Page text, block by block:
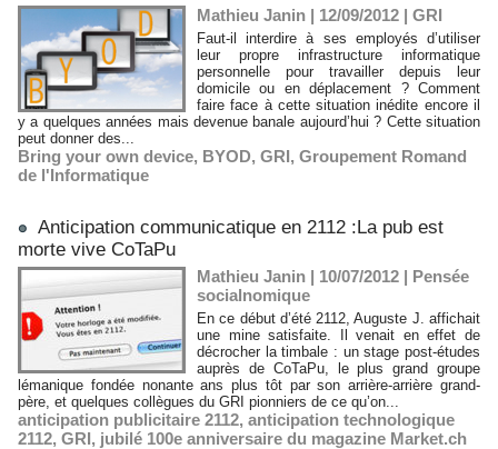
Mathieu Janin | 12/09/2012 | GRI
Faut-il interdire à ses employés d’utiliser
leur propre infrastructure informatique
personnelle pour travailler depuis leur
domicile ou en déplacement ? Comment
faire face à cette situation inédite encore il
y a quelques années mais devenue banale aujourd’hui ? Cette situation
peut donner des...
Bring your own device, BYOD, GRI, Groupement Romand
de l'Informatique
Anticipation communicatique en 2112 :La pub est
morte vive CoTaPu
Mathieu Janin | 10/07/2012 | Pensée
socialnomique
En ce début d’été 2112, Auguste J. affichait
une mine satisfaite. Il venait en effet de
décrocher la timbale : un stage post-études
auprès de CoTaPu, le plus grand groupe
lémanique fondée nonante ans plus tôt par son arrière-arrière grand-
père, et quelques collègues du GRI pionniers de ce qu’on...
anticipation publicitaire 2112, anticipation technologique
2112, GRI, jubilé 100e anniversaire du magazine Market.ch